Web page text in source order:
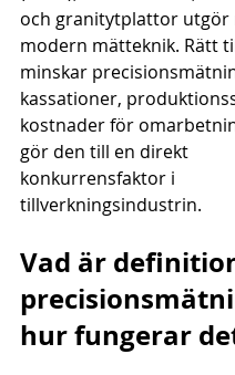
och granitytplattor utgör
modern mätteknik. Rätt
minskar
kassationer,
kostnader för
gör den till en direkt
konkurrensfaktor i
tillverkningsindustrin.
Vad är
hur fungerar